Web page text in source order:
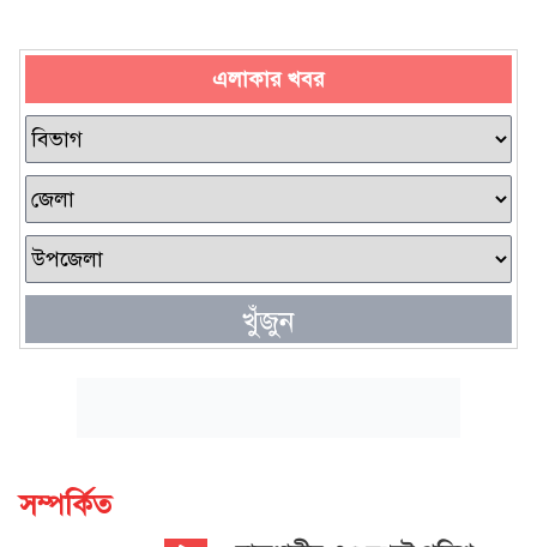
এলাকার খবর
খুঁজুন
সম্পর্কিত